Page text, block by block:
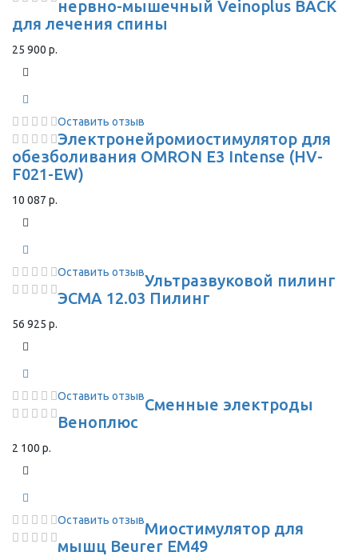
нервно-мышечный Veinoplus BACK
для лечения спины
25 900 р.
Оставить отзыв
Электронейромиостимулятор для
обезболивания OMRON Е3 Intense (HV-
F021-EW)
10 087 р.
Оставить отзывУльтразвуковой пилинг
ЭСМА 12.03 Пилинг
56 925 р.
Оставить отзывСменные электроды
Веноплюс
2 100 р.
Оставить отзывМиостимулятор для
мышц Beurer EM49